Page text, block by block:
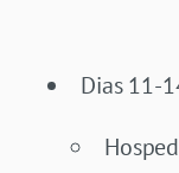
Dias 11-